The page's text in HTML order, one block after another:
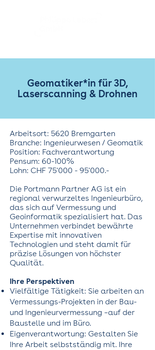
Geomatiker*in für 3D,
Laserscanning & Drohnen
Arbeitsort: 5620 Bremgarten
Branche: Ingenieurwesen / Geomatik
Position: Fachverantwortung
Pensum: 60-100%
Lohn: CHF 75'000 - 95'000.-
Die Portmann Partner AG ist ein
regional verwurzeltes Ingenieurbüro,
das sich auf Vermessung und
Geoinformatik spezialisiert hat. Das
Unternehmen verbindet bewährte
Expertise mit innovativen
Technologien und steht damit für
präzise Lösungen von höchster
Qualität.
Ihre Perspektiven
Vielfältige Tätigkeit: Sie arbeiten an
Vermessungs-Projekten in der Bau-
und Ingenieurvermessung –auf der
Baustelle und im Büro.
Eigenverantwortung: Gestalten Sie
Ihre Arbeit selbstständig mit. Ihre